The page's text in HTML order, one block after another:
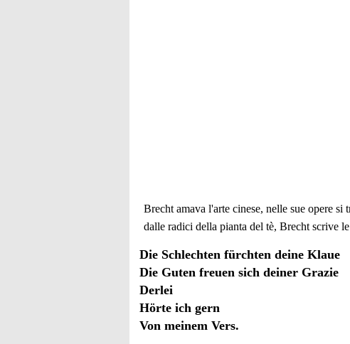
Brecht amava l'arte cinese, nelle sue opere
dalle radici della pianta del tè, Brecht scrive
Die Schlechten fürchten deine Klaue
Die Guten freuen sich deiner Grazie
Derlei
Hörte ich gern
Von meinem Vers.